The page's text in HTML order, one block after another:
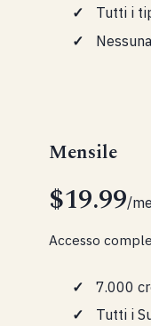
Tutti i
Mensile
$19.99/
Accesso
7.000
Tutti i